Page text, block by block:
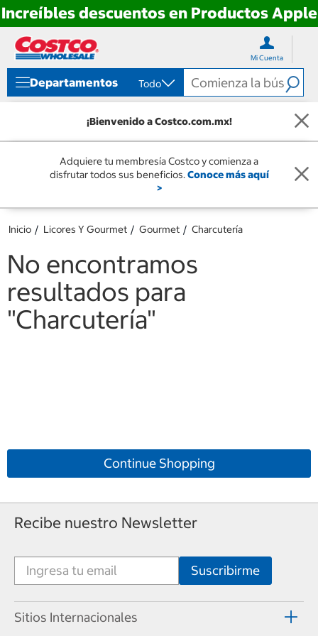
Increíbles descuentos en Productos Apple
directo
contenido
directo
menú
navegación
Mi Cuenta
Departamentos Todo
¡Bienvenido a Costco.com.mx!
Adquiere tu membresía Costco y comienza a
disfrutar todos sus beneficios.Conoce más aquí
>
Inicio Licores Y Gourmet Gourmet Charcutería
No encontramos
resultados para
"Charcutería"
Continue Shopping
Recibe nuestro Newsletter
Sitios Internacionales